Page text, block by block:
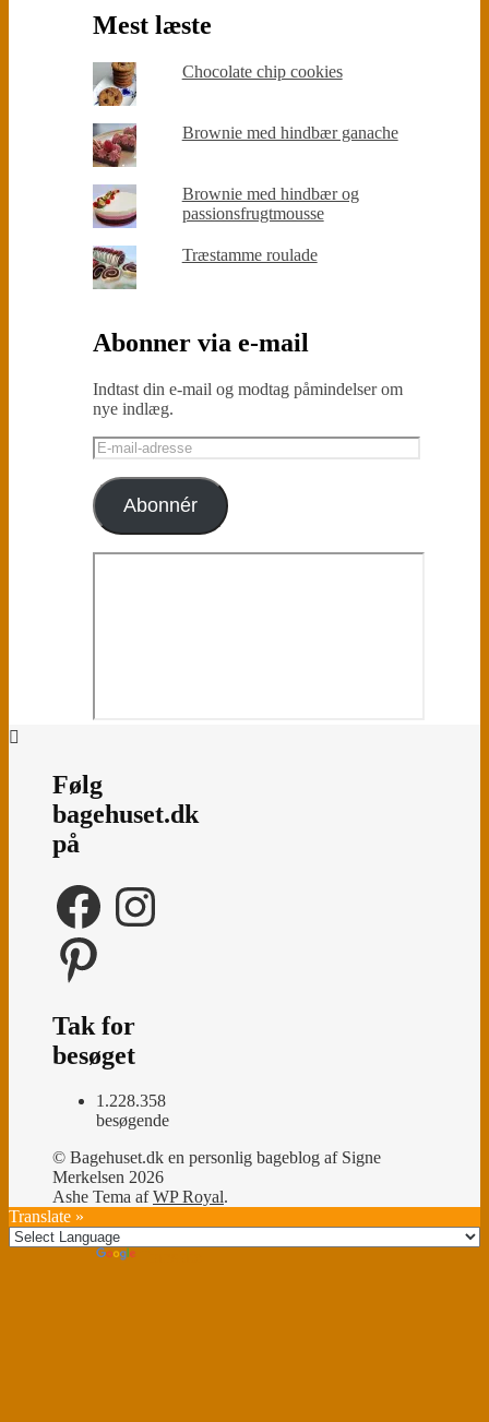
Mest læste
Chocolate chip cookies
Brownie med hindbær ganache
Brownie med hindbær og
passionsfrugtmousse
Træstamme roulade
Abonner via e-mail
Indtast din e-mail og modtag påmindelser om
nye indlæg.
E-
mail-
adresse
Abonnér
Følg
bagehuset.dk
på
FacebookInstagram
Pinterest
Tak for
besøget
1.228.358
besøgende
© Bagehuset.dk en personlig bageblog af Signe
Merkelsen 2026
Ashe Tema afWP Royal.
Translate »